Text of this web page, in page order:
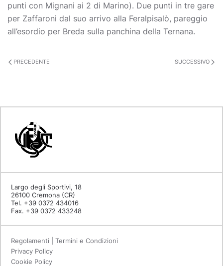
punti con Mignani ai 2 di Marino). Due punti in tre gare
per Zaffaroni dal suo arrivo alla Feralpisalò, pareggio
all’esordio per Breda sulla panchina della Ternana.
PRECEDENTE SUCCESSIVO
Largo degli Sportivi, 18
26100 Cremona (CR)
Tel. +39 0372 434016
Fax. +39 0372 433248
Regolamenti | Termini e Condizioni
Privacy Policy
Cookie Policy